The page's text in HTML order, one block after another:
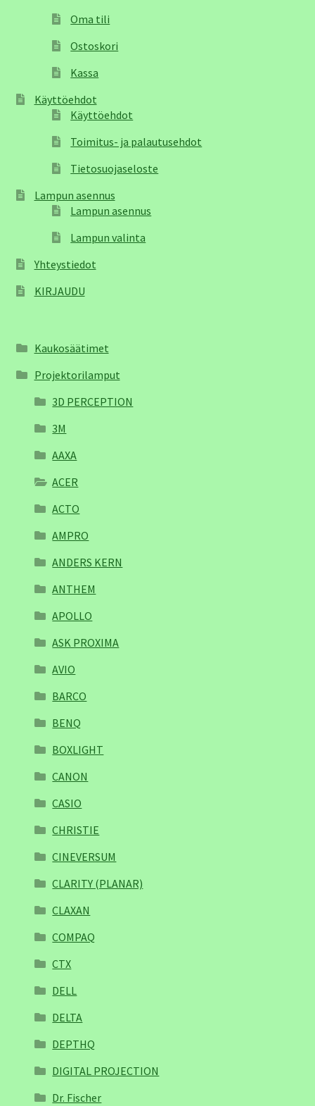
Oma tili
Ostoskori
Kassa
Käyttöehdot
Käyttöehdot
Toimitus- ja palautusehdot
Tietosuojaseloste
Lampun asennus
Lampun asennus
Lampun valinta
Yhteystiedot
KIRJAUDU
Kaukosäätimet
Projektorilamput
3D PERCEPTION
3M
AAXA
ACER
ACTO
AMPRO
ANDERS KERN
ANTHEM
APOLLO
ASK PROXIMA
AVIO
BARCO
BENQ
BOXLIGHT
CANON
CASIO
CHRISTIE
CINEVERSUM
CLARITY (PLANAR)
CLAXAN
COMPAQ
CTX
DELL
DELTA
DEPTHQ
DIGITAL PROJECTION
Dr. Fischer